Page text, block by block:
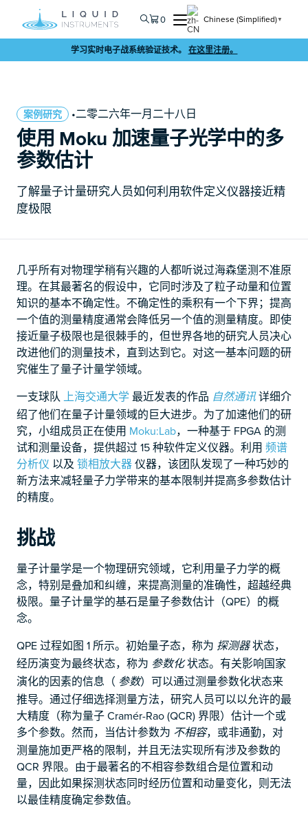
0 Chinese (Simplified)▼
学习实时电子战系统验证技术。 在这里注册。
案例研究 •二零二六年一月二十八日
使用 Moku 加速量子光学中的多
参数估计
了解量子计量研究人员如何利用软件定义仪器接近精
度极限
几乎所有对物理学稍有兴趣的人都听说过海森堡测不准原
理。在其最著名的假设中，它同时涉及了粒子动量和位置
知识的基本不确定性。不确定性的乘积有一个下界；提高
一个值的测量精度通常会降低另一个值的测量精度。即使
接近量子极限也是很棘手的，但世界各地的研究人员决心
改进他们的测量技术，直到达到它。对这一基本问题的研
究催生了量子计量学领域。
一支球队 上海交通大学最近发表的作品 自然通讯详细介
绍了他们在量子计量领域的巨大进步。为了加速他们的研
究，小组成员正在使用 Moku:Lab，一种基于 FPGA 的测
试和测量设备，提供超过 15 种软件定义仪器。利用 频谱
分析仪 以及 锁相放大器仪器，该团队发现了一种巧妙的
新方法来减轻量子力学带来的基本限制并提高多参数估计
的精度。
挑战
量子计量学是一个物理研究领域，它利用量子力学的概
念，特别是叠加和纠缠，来提高测量的准确性，超越经典
极限。量子计量学的基石是量子参数估计（QPE）的概
念。
QPE 过程如图 1 所示。初始量子态，称为 探测器状态，
经历演变为最终状态，称为 参数化状态。有关影响国家
演化的因素的信息（ 参数）可以通过测量参数化状态来
推导。通过仔细选择测量方法，研究人员可以以允许的最
大精度（称为量子 Cramér-Rao (QCR) 界限）估计一个或
多个参数。然而，当估计参数为 不相容，或非通勤，对
测量施加更严格的限制，并且无法实现所有涉及参数的
QCR 界限。由于最著名的不相容参数组合是位置和动
量，因此如果探测状态同时经历位置和动量变化，则无法
以最佳精度确定参数值。